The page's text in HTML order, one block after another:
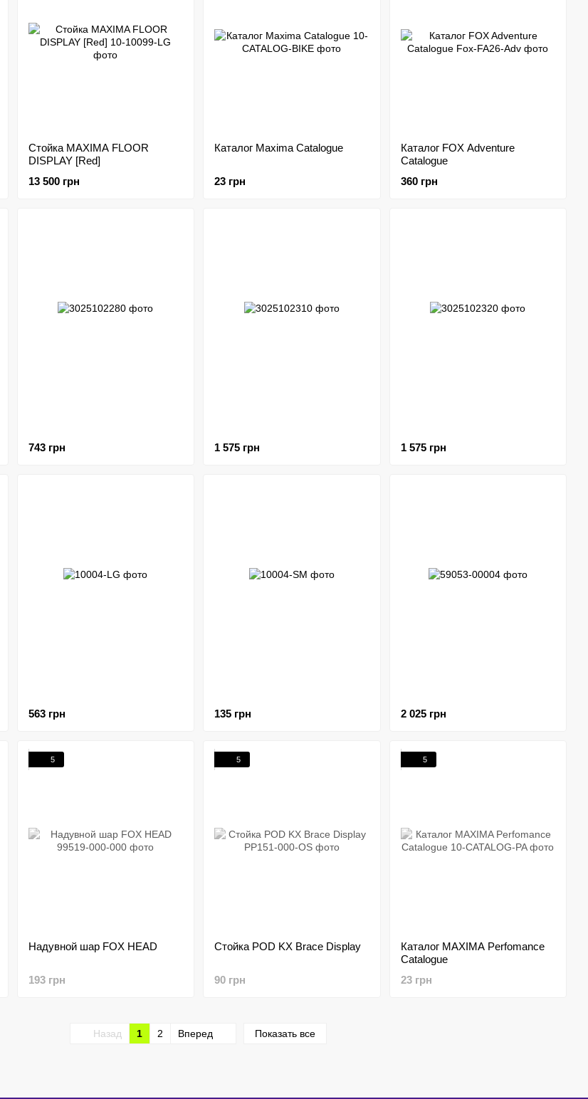
Стойка MAXIMA FLOOR
DISPLAY [Red]
13 500 грн
Каталог Maxima Catalogue
23 грн
Каталог FOX Adventure
Catalogue
360 грн
743 грн 1 575 грн 1 575 грн
563 грн 135 грн 2 025 грн
5
Надувной шар FOX HEAD
193 грн
5
Стойка POD KX Brace Display
90 грн
5
Каталог MAXIMA Perfomance
Catalogue
23 грн
Назад 1 2 Вперед Показать все